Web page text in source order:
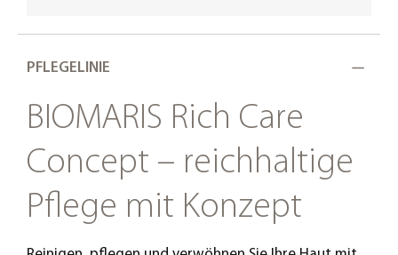
PFLEGELINIE
BIOMARIS Rich Care
Concept – reichhaltige
Pflege mit Konzept